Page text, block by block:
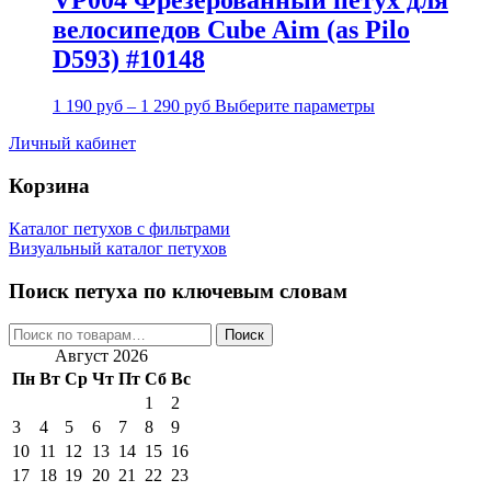
велосипедов Cube Aim (as Pilo
D593) #10148
1 190 руб – 1 290 руб Выберите параметры
Личный кабинет
Корзина
Каталог петухов с фильтрами
Визуальный каталог петухов
Поиск петуха по ключевым словам
Искать: Поиск
Август 2026
Пн Вт Ср Чт Пт Сб Вс
1
2
3
4 5 6 7 8
9
10 11 12 13 14 15 16
17 18 19 20 21 22 23